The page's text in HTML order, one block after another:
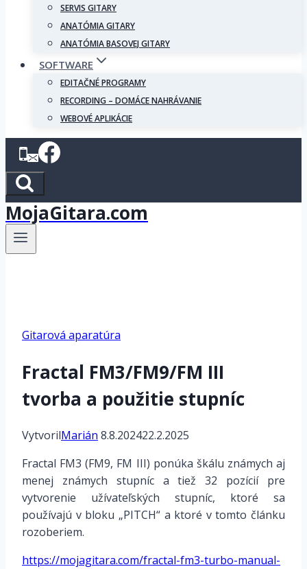
SERVIS GITARY
ANATÓMIA GITARY
ANATÓMIA BASOVEJ GITARY
SOFTWARE
EDITAČNÉ PROGRAMY
RECORDING – DOMÁCE NAHRÁVANIE
WEBOVÉ APLIKÁCIE
MojaGitara.com
Gitarová aparatúra
Fractal FM3/FM9/FM III
tvorba a použitie stupníc
VytvorilMarián 8.8.202422.2.2025
Fractal FM3 (FM9, FM III) ponúka škálu známych aj
menej známych stupníc a tiež 32 pozícií pre
vytvorenie užívateľských stupníc, ktoré sa
používajú v bloku „PITCH“ a ktoré v tomto článku
rozoberiem.
https://mojagitara.com/fractal-fm3-turbo-manual-